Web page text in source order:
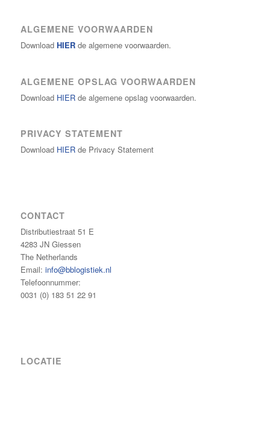
ALGEMENE VOORWAARDEN
Download HIERde algemene voorwaarden.
ALGEMENE OPSLAG VOORWAARDEN
Download HIERde algemene opslag voorwaarden.
PRIVACY STATEMENT
Download HIERde Privacy Statement
CONTACT
Distributiestraat 51 E
4283 JN Giessen
The Netherlands
Email: info@bblogistiek.nl
Telefoonnummer:
0031 (0) 183 51 22 91
LOCATIE